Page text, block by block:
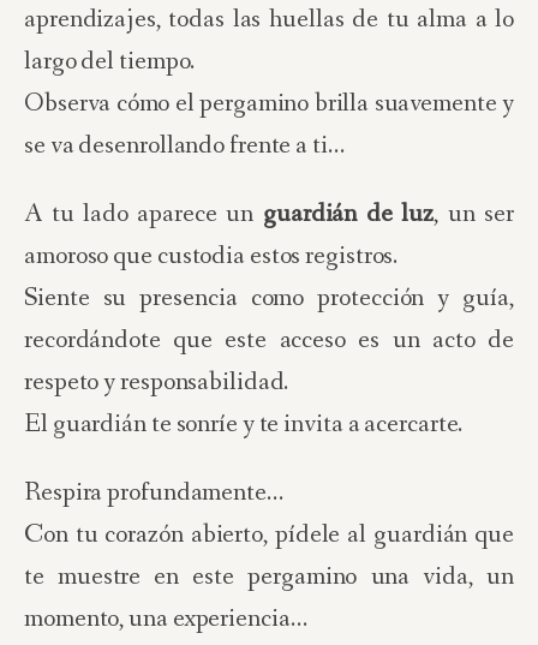
aprendizajes, todas las huellas de tu alma a lo
largo del tiempo.
Observa cómo el pergamino brilla suavemente y
se va desenrollando frente a ti…
A tu lado aparece un guardián de luz, un ser
amoroso que custodia estos registros.
Siente su presencia como protección y guía,
recordándote que este acceso es un acto de
respeto y responsabilidad.
El guardián te sonríe y te invita a acercarte.
Respira profundamente…
Con tu corazón abierto, pídele al guardián que
te muestre en este pergamino una vida, un
momento, una experiencia…